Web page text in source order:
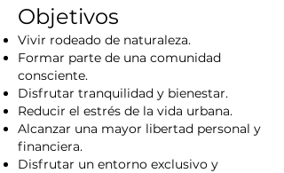
Objetivos
Vivir rodeado de naturaleza.
Formar parte de una comunidad
consciente.
Disfrutar tranquilidad y bienestar.
Reducir el estrés de la vida urbana.
Alcanzar una mayor libertad personal y
financiera.
Disfrutar un entorno exclusivo y